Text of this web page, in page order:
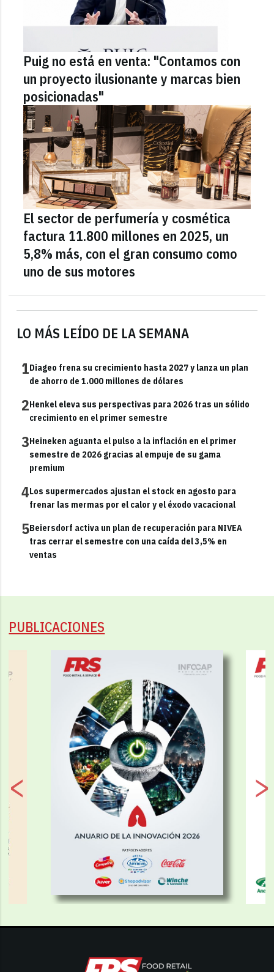
LO MÁS LEÍDO DE LA SEMANA
1Diageo frena su crecimiento hasta 2027 y lanza un plan
de ahorro de 1.000 millones de dólares
2Henkel eleva sus perspectivas para 2026 tras un sólido
crecimiento en el primer semestre
3Heineken aguanta el pulso a la inflación en el primer
semestre de 2026 gracias al empuje de su gama
premium
4Los supermercados ajustan el stock en agosto para
frenar las mermas por el calor y el éxodo vacacional
5Beiersdorf activa un plan de recuperación para NIVEA
tras cerrar el semestre con una caída del 3,5% en
ventas
Puig no está en venta: "Contamos con
un proyecto ilusionante y marcas bien
posicionadas"
El sector de perfumería y cosmética
factura 11.800 millones en 2025, un
5,8% más, con el gran consumo como
uno de sus motores
PUBLICACIONES